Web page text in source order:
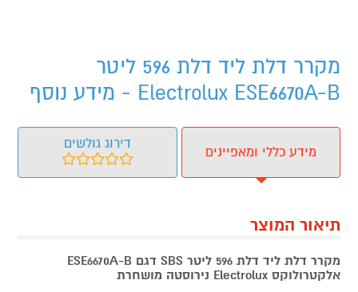
מקרר דלת ליד דלת 596 ליטר
Electrolux ESE6670A-B - מידע נוסף
מידע כללי ומאפיינים
דירוג גולשים
תיאור המוצר
מקרר דלת ליד דלת 596 ליטר SBS דגם ESE6670A-B
אלקטרולוקס Electrolux נירוסטה מושחרת